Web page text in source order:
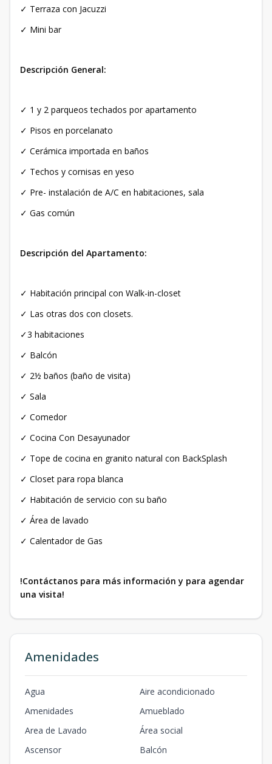
✓ Terraza con Jacuzzi
✓ Mini bar
Descripción General:
✓ 1 y 2 parqueos techados por apartamento
✓ Pisos en porcelanato
✓ Cerámica importada en baños
✓ Techos y cornisas en yeso
✓ Pre- instalación de A/C en habitaciones, sala
✓ Gas común
Descripción del Apartamento:
✓ Habitación principal con Walk-in-closet
✓ Las otras dos con closets.
✓3 habitaciones
✓ Balcón
✓ 2½ baños (baño de visita)
✓ Sala
✓ Comedor
✓ Cocina Con Desayunador
✓ Tope de cocina en granito natural con BackSplash
✓ Closet para ropa blanca
✓ Habitación de servicio con su baño
✓ Área de lavado
✓ Calentador de Gas
!Contáctanos para más información y para agendar
una visita!
Amenidades
Agua
Aire acondicionado
Amenidades
Amueblado
Area de Lavado
Área social
Ascensor
Balcón